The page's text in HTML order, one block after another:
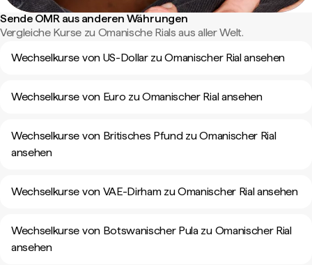
Sende OMR aus anderen Währungen
Vergleiche Kurse zu Omanische Rials aus aller Welt.
Wechselkurse von US-Dollar zu Omanischer Rial ansehen
Wechselkurse von Euro zu Omanischer Rial ansehen
Wechselkurse von Britisches Pfund zu Omanischer Rial
ansehen
Wechselkurse von VAE-Dirham zu Omanischer Rial ansehen
Wechselkurse von Botswanischer Pula zu Omanischer Rial
ansehen